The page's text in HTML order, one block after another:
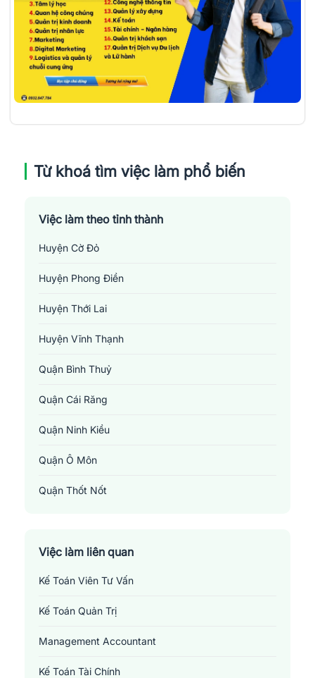
Từ khoá tìm việc làm phổ biến
Việc làm theo tỉnh thành
Huyện Cờ Đỏ
Huyện Phong Điền
Huyện Thới Lai
Huyện Vĩnh Thạnh
Quận Bình Thuỷ
Quận Cái Răng
Quận Ninh Kiều
Quận Ô Môn
Quận Thốt Nốt
Việc làm liên quan
Kế Toán Viên Tư Vấn
Kế Toán Quản Trị
Management Accountant
Kế Toán Tài Chính